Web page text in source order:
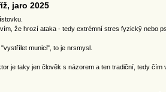
jaro 2025
že hrozí ataka - tedy extrémní stres fyzickÿ nebo
munici", to je nrsmysl.
je taky jen člověk s názorem a ten tradiční, tedy